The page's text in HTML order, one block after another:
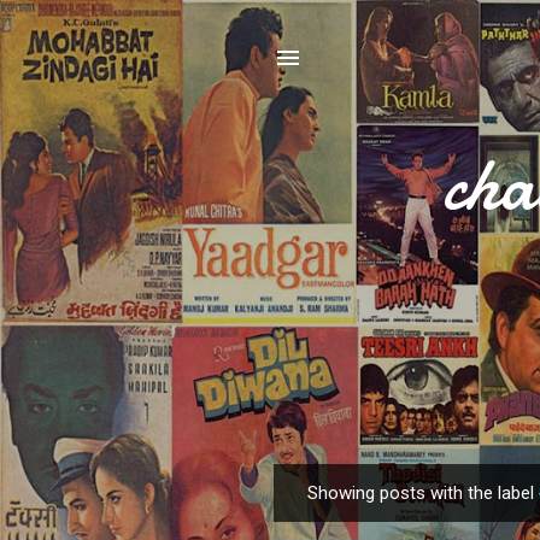
o
Showing posts with the label